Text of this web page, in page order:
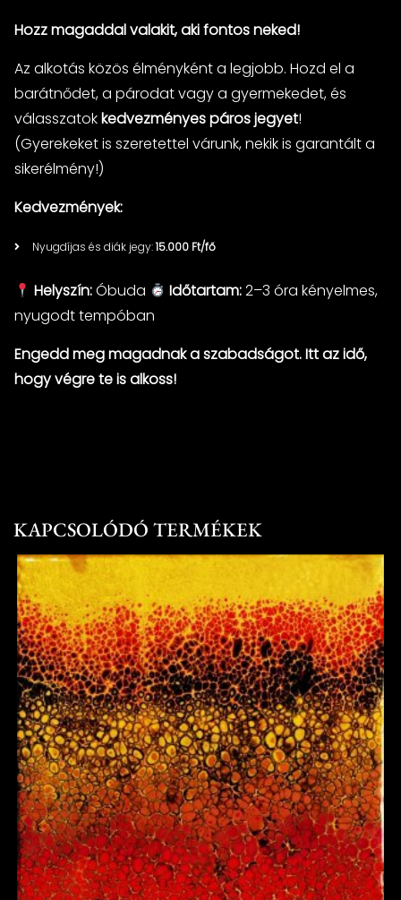
Hozz magaddal valakit, aki fontos neked!
Az alkotás közös élményként a legjobb. Hozd el a
barátnődet, a párodat vagy a gyermekedet, és
válasszatokkedvezményes páros jegyet!
(Gyerekeket is szeretettel várunk, nekik is garantált a
sikerélmény!)
Kedvezmények:
Nyugdíjas és diák jegy:15.000 Ft/fő
Helyszín:Óbuda Időtartam:2–3 óra kényelmes,
nyugodt tempóban
Engedd meg magadnak a szabadságot. Itt az idő,
hogy végre te is alkoss!
KAPCSOLÓDÓ TERMÉKEK